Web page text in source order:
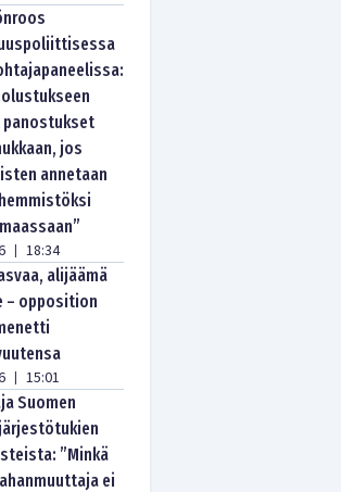
jos
annetaan
| 18:34
alijäämä
– opposition
| 15:01
Suomen
”Minkä
ei